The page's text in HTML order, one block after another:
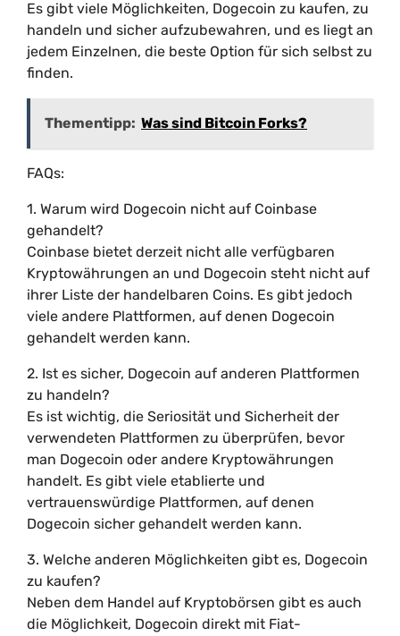
Es gibt viele Möglichkeiten, Dogecoin zu kaufen, zu
handeln und sicher aufzubewahren, und es liegt an
jedem Einzelnen, die beste Option für sich selbst zu
finden.
Thementipp: Was sind Bitcoin Forks?
FAQs:
1. Warum wird Dogecoin nicht auf Coinbase
gehandelt?
Coinbase bietet derzeit nicht alle verfügbaren
Kryptowährungen an und Dogecoin steht nicht auf
ihrer Liste der handelbaren Coins. Es gibt jedoch
viele andere Plattformen, auf denen Dogecoin
gehandelt werden kann.
2. Ist es sicher, Dogecoin auf anderen Plattformen
zu handeln?
Es ist wichtig, die Seriosität und Sicherheit der
verwendeten Plattformen zu überprüfen, bevor
man Dogecoin oder andere Kryptowährungen
handelt. Es gibt viele etablierte und
vertrauenswürdige Plattformen, auf denen
Dogecoin sicher gehandelt werden kann.
3. Welche anderen Möglichkeiten gibt es, Dogecoin
zu kaufen?
Neben dem Handel auf Kryptobörsen gibt es auch
die Möglichkeit, Dogecoin direkt mit Fiat-